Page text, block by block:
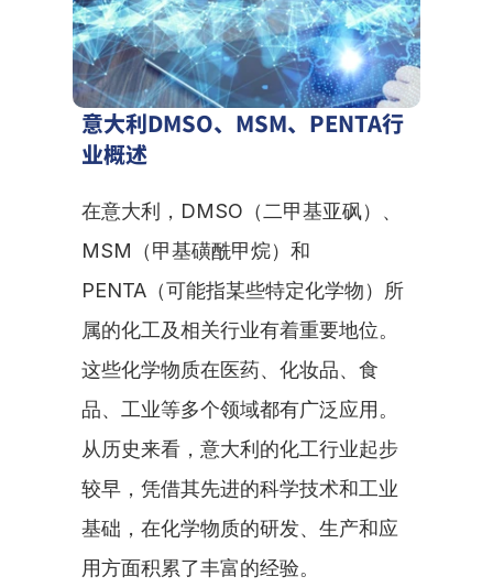
意大利DMSO、MSM、PENTA行
业概述
在意大利，DMSO（二甲基亚砜）、
MSM（甲基磺酰甲烷）和
PENTA（可能指某些特定化学物）所
属的化工及相关行业有着重要地位。
这些化学物质在医药、化妆品、食
品、工业等多个领域都有广泛应用。
从历史来看，意大利的化工行业起步
较早，凭借其先进的科学技术和工业
基础，在化学物质的研发、生产和应
用方面积累了丰富的经验。